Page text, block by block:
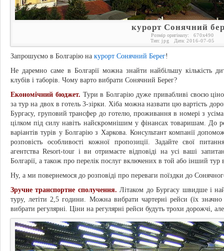
курорт Сонячний
Розмір оригіналу: 670x490
Тип: jpg Дата: 2016-07-05
Запрошуємо в Болгарію на курорт Сонячний Берег!
Не даремно саме в Болгарії можна знайти найбільшу кількість
клубів і таборів. Чому варто вибрати Сонячний Берег?
Економічний бюджет. Тури в Болгарію дуже привабливі своєю
за тур на двох в готель 3-зірки. Хіба можна назвати цю вартість
Бургасу, груповий трансфер до готелю, проживання в номері з
цілком під силу навіть найскромнішим у фінансах товаришам. До
варіантів турів у Болгарію з Харкова. Консультант компанії
розповість особливості кожної пропозиції. Задайте свої
агентства Resort-tour і ви отримаєте відповіді на усі ваші
Болгарії, а також про перелік послуг включених в той або інший тур
Ну, а ми повернемося до розповіді про переваги поїздки до
Зручне транспортне сполучення. Літаком до Бургасу швидше і
туру, летіти 2,5 години. Можна вибрати чартерні рейси (їх
вибрати регулярні. Ціни на регулярні рейси будуть трохи дорожчі,